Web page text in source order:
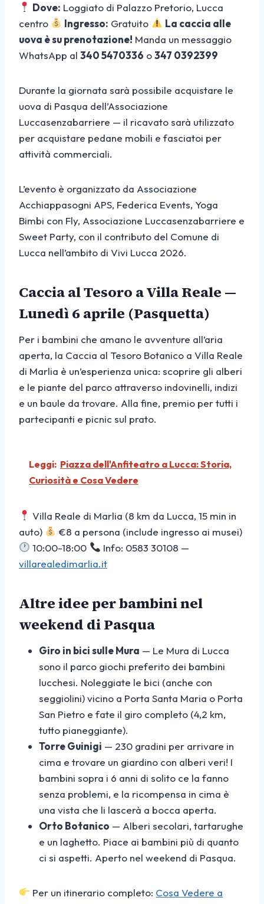
Dove: Loggiato di Palazzo Pretorio, Lucca
centro
Ingresso: Gratuito
La caccia alle
uova è su prenotazione! Manda un messaggio
WhatsApp al 340 5470336 o347 0392399
Durante la giornata sarà possibile acquistare le
uova di Pasqua dell’Associazione
Luccasenzabarriere — il ricavato sarà utilizzato
per acquistare pedane mobili e fasciatoi per
attività commerciali.
L’evento è organizzato da Associazione
Acchiappasogni APS, Federica Events, Yoga
Bimbi con Fly, Associazione Luccasenzabarriere e
Sweet Party, con il contributo del Comune di
Lucca nell’ambito di Vivi Lucca 2026.
Caccia al Tesoro a Villa Reale —
Lunedì 6 aprile (Pasquetta)
Per i bambini che amano le avventure all’aria
aperta, la Caccia al Tesoro Botanico a Villa Reale
di Marlia è un’esperienza unica: scoprire gli alberi
e le piante del parco attraverso indovinelli, indizi
e un baule da trovare. Alla fine, premio per tutti i
partecipanti e picnic sul prato.
Leggi: Piazza dell'Anfiteatro a Lucca: Storia,
Curiosità e Cosa Vedere
Villa Reale di Marlia (8 km da Lucca, 15 min in
auto)
€8 a persona (include ingresso ai musei)
10:00-18:00
Info: 0583 30108 —
villarealedimarlia.it
Altre idee per bambini nel
weekend di Pasqua
Giro in bici sulle Mura — Le Mura di Lucca
sono il parco giochi preferito dei bambini
lucchesi. Noleggiate le bici (anche con
seggiolini) vicino a Porta Santa Maria o Porta
San Pietro e fate il giro completo (4,2 km,
tutto pianeggiante).
Torre Guinigi — 230 gradini per arrivare in
cima e trovare un giardino con alberi veri! I
bambini sopra i 6 anni di solito ce la fanno
senza problemi, e la ricompensa in cima è
una vista che li lascerà a bocca aperta.
Orto Botanico — Alberi secolari, tartarughe
e un laghetto. Piace ai bambini più di quanto
ci si aspetti. Aperto nel weekend di Pasqua.
Per un itinerario completo: Cosa Vedere a